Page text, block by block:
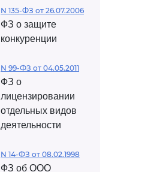
N 135-ФЗ от 26.07.2006
ФЗ о защите
конкуренции
N 99-ФЗ от 04.05.2011
ФЗ о
лицензировании
отдельных видов
деятельности
N 14-ФЗ от 08.02.1998
ФЗ об ООО